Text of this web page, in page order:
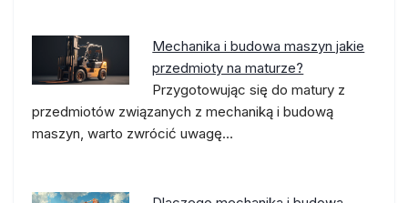
Mechanika i budowa maszyn jakie
przedmioty na maturze?
Przygotowując się do matury z
przedmiotów związanych z mechaniką i budową
maszyn, warto zwrócić uwagę…